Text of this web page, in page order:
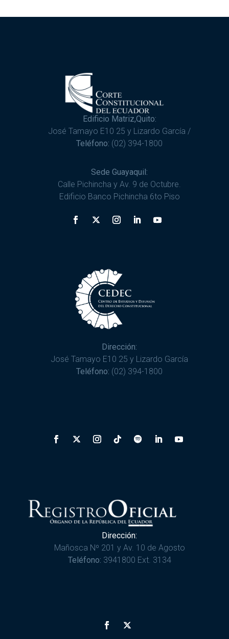
Edificio Matriz,Quito:
José Tamayo E10 25 y Lizardo García /
Teléfono: (02) 394-1800
Sede Guayaquil:
Calle Pichincha y Av. 9 de Octubre.
Edificio Banco Pichincha 6to Piso
Dirección:
José Tamayo E10 25 y Lizardo García
Teléfono: (02) 394-1800
Dirección:
Mañosca Nº 201 y Av. 10 de Agosto
Teléfono: 3941800 Ext. 3134